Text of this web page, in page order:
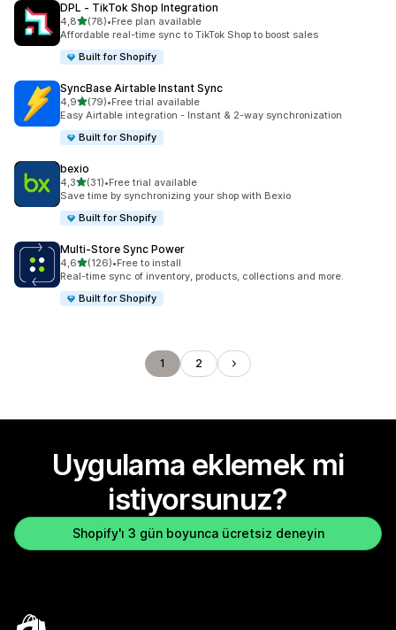
DPL ‑ TikTok Shop Integration
4,85 yıldız üzerinden
(78)
toplam 78 değerlendirme
•Free plan available
Affordable real-time sync to TikTok Shop to boost sales
Built for Shopify
SyncBase Airtable Instant Sync
4,95 yıldız üzerinden
(79)
toplam 79 değerlendirme
•Free trial available
Easy Airtable integration - Instant & 2-way synchronization
Built for Shopify
bexio
4,35 yıldız üzerinden
(31)
toplam 31 değerlendirme
•Free trial available
Save time by synchronizing your shop with Bexio
Built for Shopify
Multi‑Store Sync Power
4,65 yıldız üzerinden
(126)
toplam 126 değerlendirme
•Free to install
Real-time sync of inventory, products, collections and more.
Built for Shopify
1 2
Uygulama eklemek mi
istiyorsunuz?
Shopify'ı 3 gün boyunca ücretsiz deneyin